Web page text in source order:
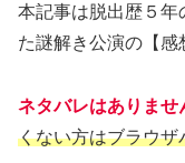
本記事は脱出歴５年
た謎解き公演の【感
ネタバレはありませ
くない方はブラウザ